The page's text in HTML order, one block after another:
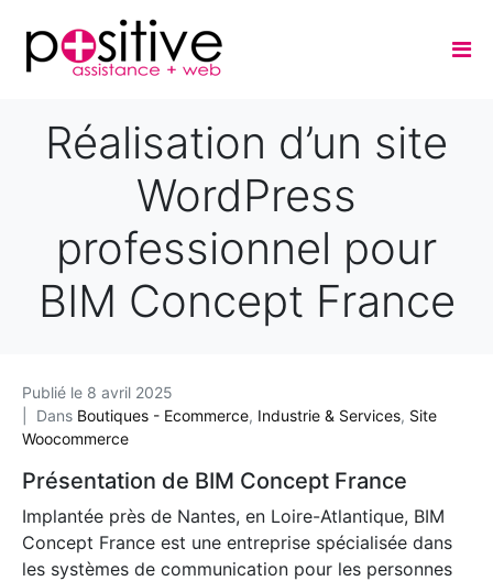
Réalisation d’un site
WordPress
professionnel pour
BIM Concept France
Publié le 8 avril 2025
Dans Boutiques - Ecommerce, Industrie & Services, Site
Woocommerce
Présentation de BIM Concept France
Implantée près de Nantes, en Loire-Atlantique, BIM
Concept France est une entreprise spécialisée dans
les systèmes de communication pour les personnes